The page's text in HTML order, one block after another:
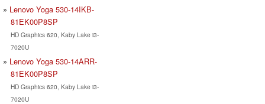
Lenovo Yoga 530-14IKB-
81EK00P8SP
HD Graphics 620, Kaby Lake i3-
7020U
Lenovo Yoga 530-14ARR-
81EK00P8SP
HD Graphics 620, Kaby Lake i3-
7020U